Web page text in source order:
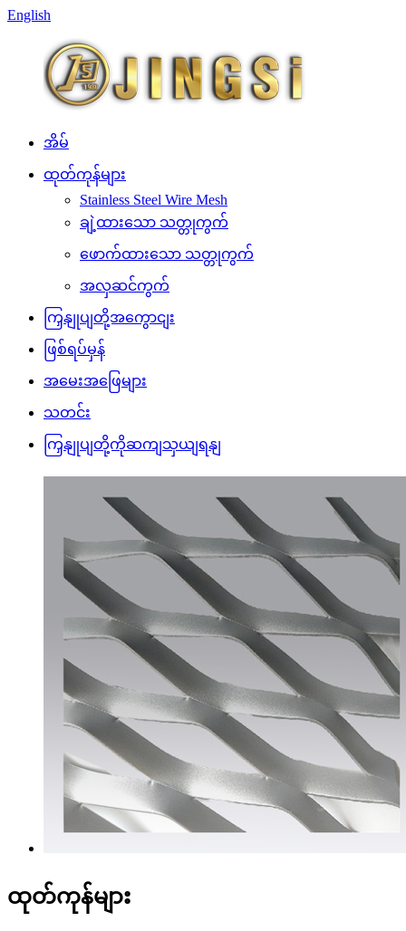
English
အိမ်
ထုတ်ကုန်များ
Stainless Steel Wire Mesh
ချဲ့ထားသော သတ္တုကွက်
ဖောက်ထားသော သတ္တုကွက်
အလှဆင်ကွက်
ကြှနျုပျတို့အကွောငျး
ဖြစ်ရပ်မှန်
အမေးအဖြေများ
သတင်း
ကြှနျုပျတို့ကိုဆကျသှယျရနျ
ထုတ်ကုန်များ